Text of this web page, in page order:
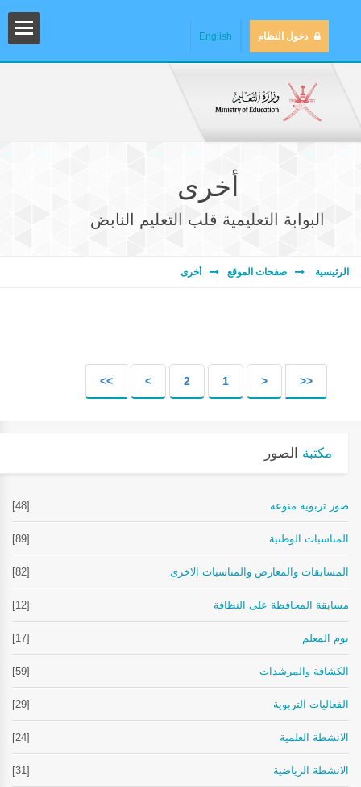
دخول النظام English
أخرى
البوابة التعليمية قلب التعليم النابض
الرئيسية صفحات الموقع أخرى
<<
<
1
2
>
>>
مكتبة الصور
صور تربوية منوعة [48]
المناسبات الوطنية [89]
المسابقات والمعارض والمناسبات الاخرى [82]
مسابقة المحافظة على النظافة [12]
يوم المعلم [17]
الكشافة والمرشدات [59]
الفعاليات التربوية [29]
الانشطة العلمية [24]
الانشطة الرياضية [31]